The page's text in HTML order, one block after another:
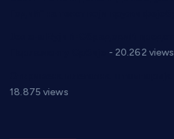
- 20.262 views
18.875 views